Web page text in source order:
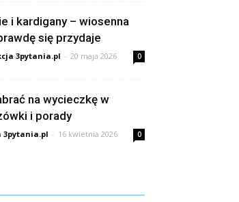
i kardigany – wiosenna
się przydaje
3pytania.pl - 20 maja 2026 0
na wycieczkę w
i porady
3pytania.pl - 16 kwietnia 2026 0